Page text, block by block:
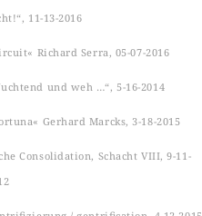
11-13-2016
Richard Serra, 05-07-2016
und weh …“, 5-16-2014
Gerhard Marcks, 3-18-2015
Consolidation, Schacht VIII, 9-11-